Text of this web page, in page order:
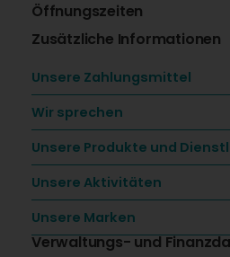
Öffnungszeiten
Zusätzliche Informationen
Unsere Zahlungsmittel
Wir sprechen
Unsere Produkte und
Unsere Aktivitäten
Unsere Marken
Verwaltungs- und